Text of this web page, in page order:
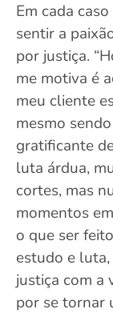
Em cada
sentir a
por justiça.
me motiva é
meu cliente
mesmo
gratificante
luta árdua,
cortes, mas
momentos
o que ser
estudo e
justiça com a
por se tornar